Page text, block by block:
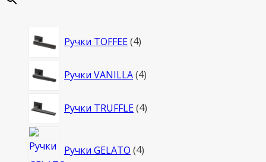
Ручки TOFFEE 44
Ручки VANILLA 44
Ручки TRUFFLE 44
Ручки GELATO 4товара